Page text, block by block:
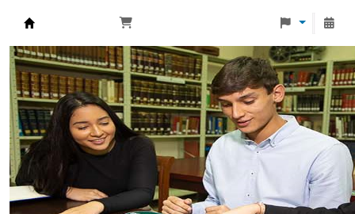
Biblioteca Universidad Monteávila